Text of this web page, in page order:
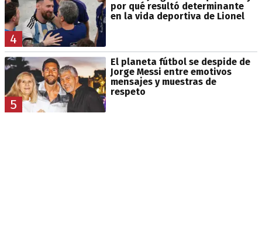
4
por qué resultó determinante
en la vida deportiva de Lionel
5
El planeta fútbol se despide de
Jorge Messi entre emotivos
mensajes y muestras de
respeto